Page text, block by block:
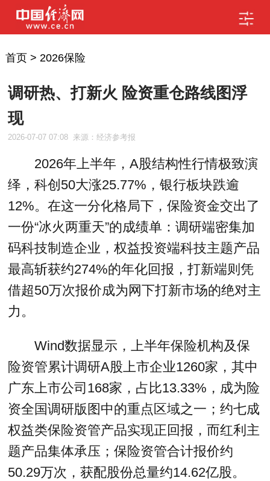
首页> 2026保险
调研热、打新火 险资重仓路线图浮
现
2026-07-07 07:08 来源：经济参考报
2026年上半年，A股结构性行情极致演
绎，科创50大涨25.77%，银行板块跌逾
12%。在这一分化格局下，保险资金交出了
一份“冰火两重天”的成绩单：调研端密集加
码科技制造企业，权益投资端科技主题产品
最高斩获约274%的年化回报，打新端则凭
借超50万次报价成为网下打新市场的绝对主
力。
Wind数据显示，上半年保险机构及保
险资管累计调研A股上市企业1260家，其中
广东上市公司168家，占比13.33%，成为险
资全国调研版图中的重点区域之一；约七成
权益类保险资管产品实现正回报，而红利主
题产品集体承压；保险资管合计报价约
50.29万次，获配股份总量约14.62亿股。